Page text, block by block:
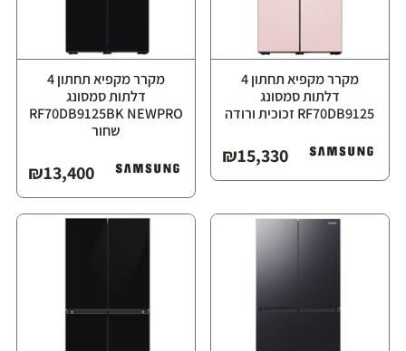
מקרר מקפיא תחתון 4
דלתות סמסונג
RF70DB9125 זכוכית ורודה
₪15,330
מקרר מקפיא תחתון 4
דלתות סמסונג
RF70DB9125BK NEWPRO
שחור
₪13,400